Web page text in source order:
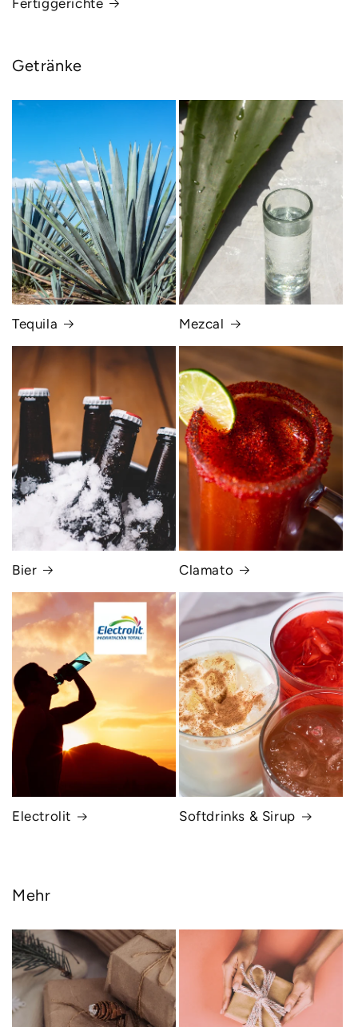
Getränke
Tequila Mezcal
Bier Clamato
Electrolit Softdrinks & Sirup
Mehr